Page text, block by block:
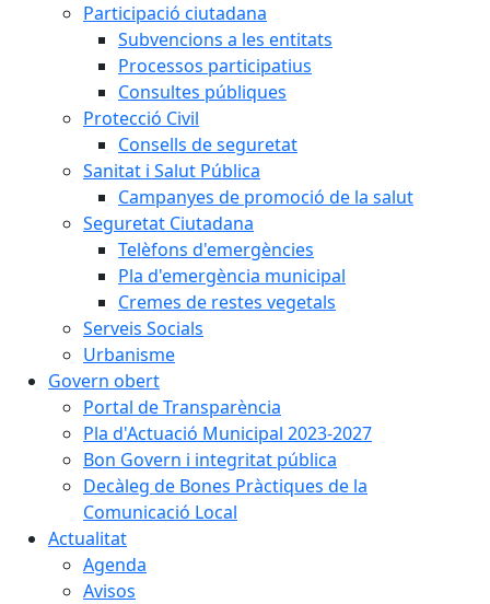
Participació ciutadana
Subvencions a les entitats
Processos participatius
Consultes públiques
Protecció Civil
Consells de seguretat
Sanitat i Salut Pública
Campanyes de promoció de la salut
Seguretat Ciutadana
Telèfons d'emergències
Pla d'emergència municipal
Cremes de restes vegetals
Serveis Socials
Urbanisme
Govern obert
Portal de Transparència
Pla d'Actuació Municipal 2023-2027
Bon Govern i integritat pública
Decàleg de Bones Pràctiques de la
Comunicació Local
Actualitat
Agenda
Avisos